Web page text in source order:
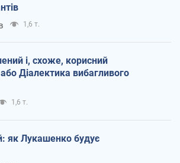
1,6 т.
і, схоже, корисний
Діалектика вибагливого
1,6 т.
як Лукашенко будує